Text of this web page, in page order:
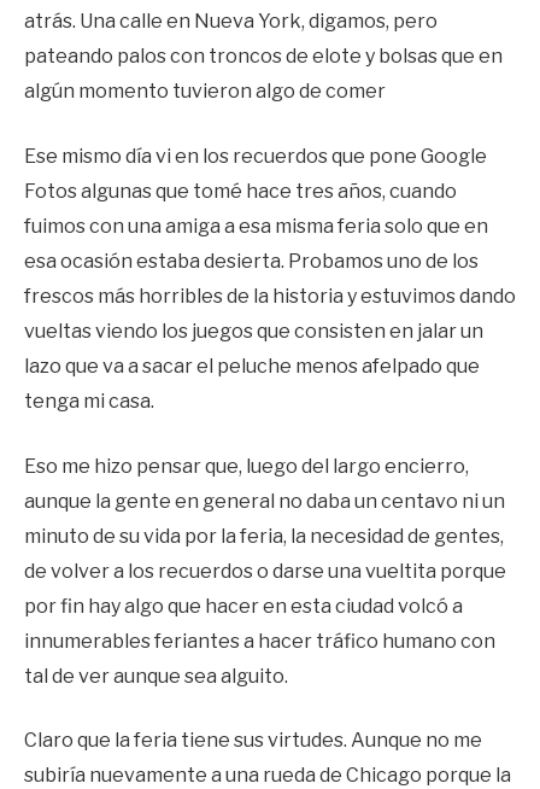
atrás. Una calle en Nueva York, digamos, pero
pateando palos con troncos de elote y bolsas que en
algún momento tuvieron algo de comer
Ese mismo día vi en los recuerdos que pone Google
Fotos algunas que tomé hace tres años, cuando
fuimos con una amiga a esa misma feria solo que en
esa ocasión estaba desierta. Probamos uno de los
frescos más horribles de la historia y estuvimos dando
vueltas viendo los juegos que consisten en jalar un
lazo que va a sacar el peluche menos afelpado que
tenga mi casa.
Eso me hizo pensar que, luego del largo encierro,
aunque la gente en general no daba un centavo ni un
minuto de su vida por la feria, la necesidad de gentes,
de volver a los recuerdos o darse una vueltita porque
por fin hay algo que hacer en esta ciudad volcó a
innumerables feriantes a hacer tráfico humano con
tal de ver aunque sea alguito.
Claro que la feria tiene sus virtudes. Aunque no me
subiría nuevamente a una rueda de Chicago porque la